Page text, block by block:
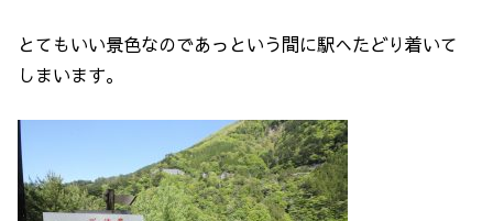
とてもいい景色なのであっという間に駅へたどり着いて
しまいます。